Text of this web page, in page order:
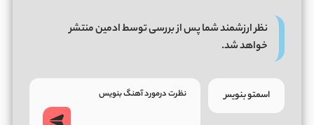
نظر ارزشمند شما پس از بررسی توسط ادمین منتشر
خواهد شد.